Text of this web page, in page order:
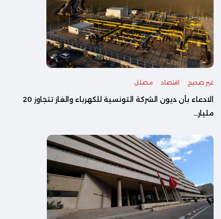
غير صحيح اقتصاد مضلل
الادعاء بأن ديون الشركة التونسية للكهرباء والغاز تتجاوز 20
مليار...